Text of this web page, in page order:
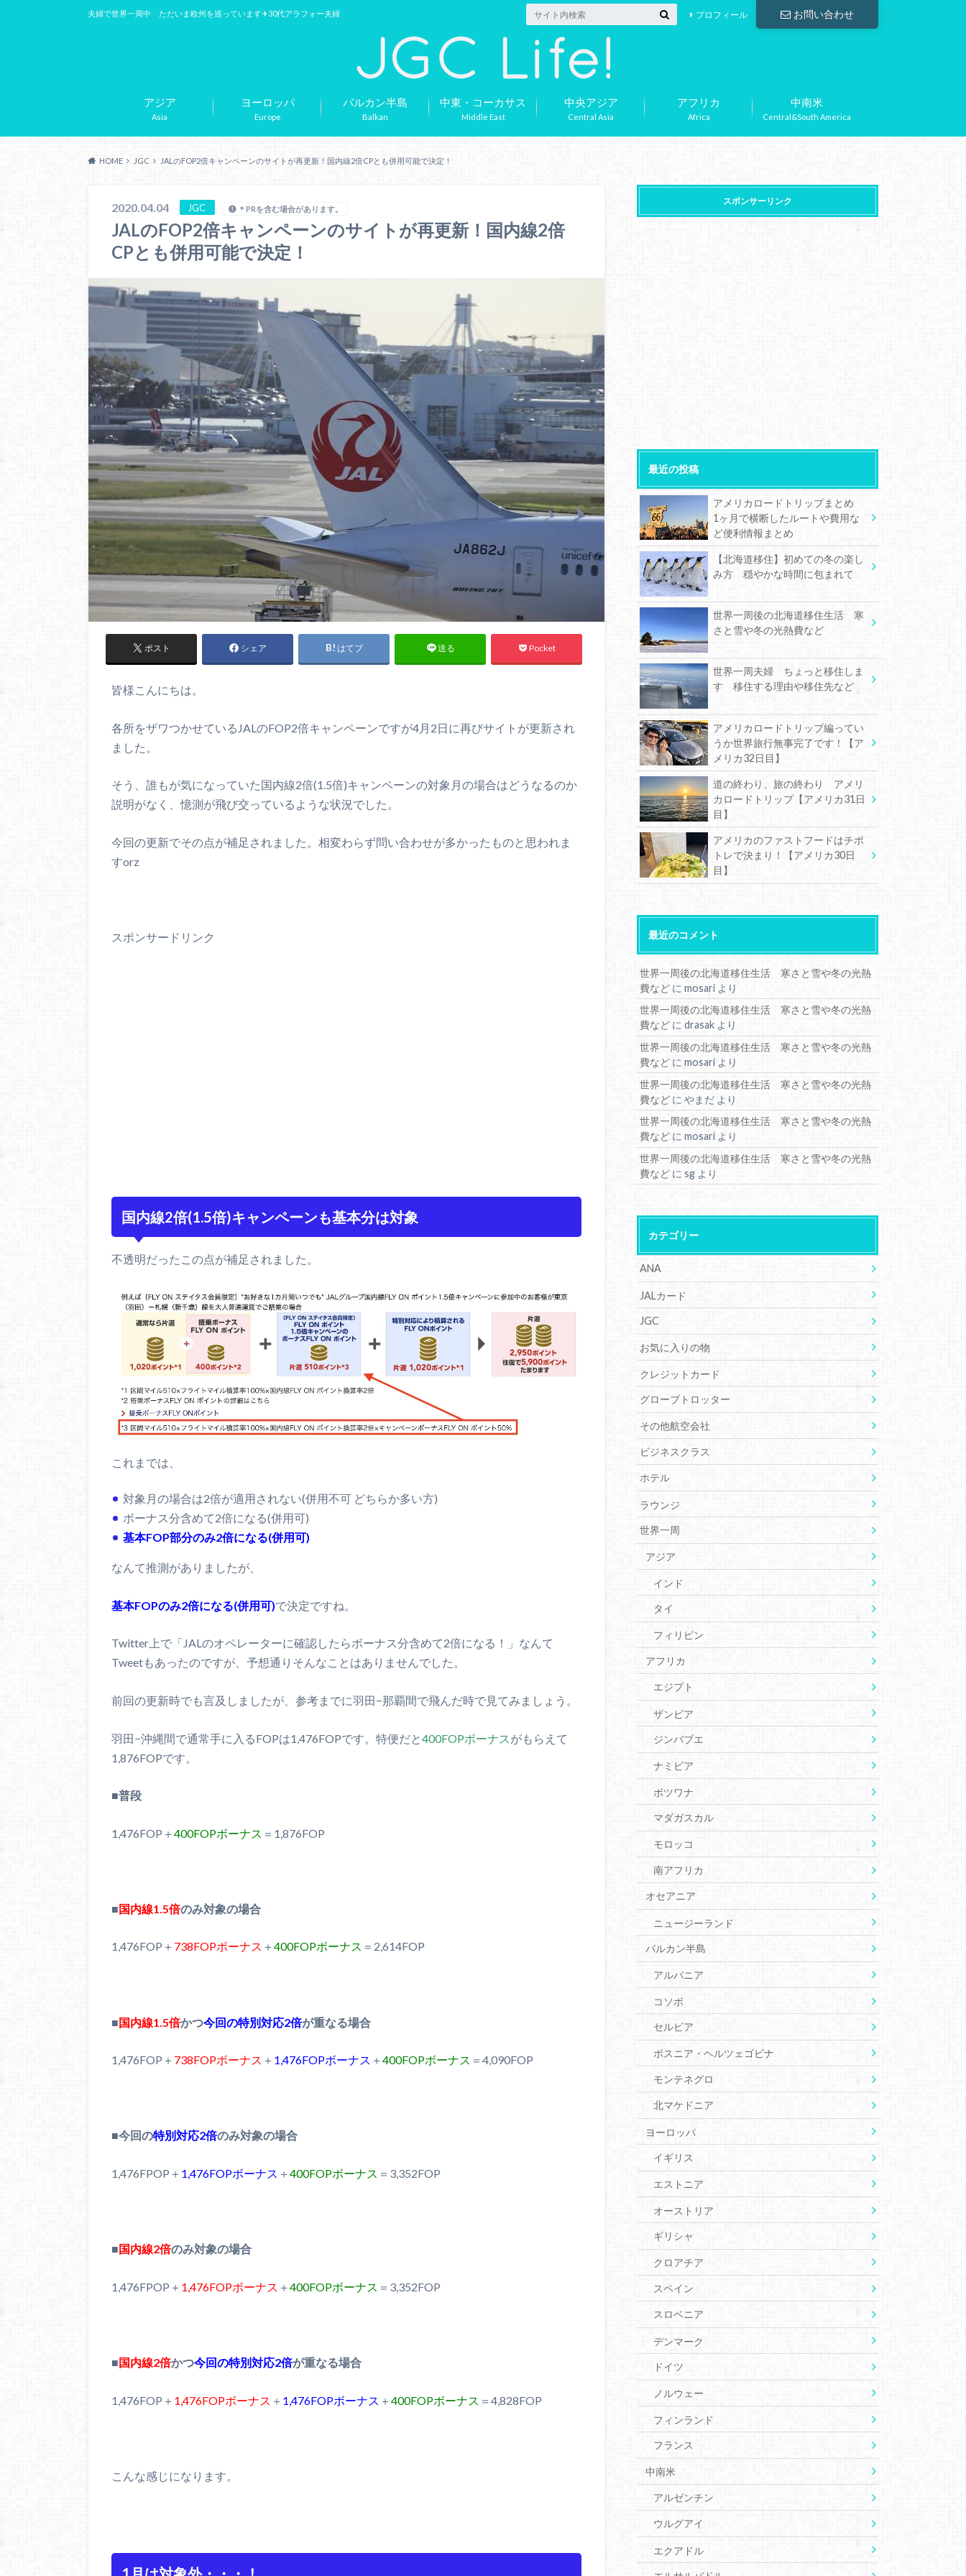
夫婦で世界一周中 ただいま欧州を巡っています✈︎30代アラフォー夫婦 お問い合わせ
プロフィール
Asia
アジア
Europe
ヨーロッパ
Balkan
バルカン半島
Middle East
中東・コーカサス
Central Asia
中央アジア
Africa
アフリカ
Central&South America
中南米
HOME JGC JALのFOP2倍キャンペーンのサイトが再更新！国内線2倍CPとも併用可能で決定！
2020.04.04 JGC ＊PRを含む場合があります。
JALのFOP2倍キャンペーンのサイトが再更新！国内線2倍
CPとも併用可能で決定！
ポスト シェア はてブ 送る Pocket
皆様こんにちは。
各所をザワつかせているJALのFOP2倍キャンペーンですが4月2日に再びサイトが更新され
ました。
そう、誰もが気になっていた国内線2倍(1.5倍)キャンペーンの対象月の場合はどうなるのか
説明がなく、憶測が飛び交っているような状況でした。
今回の更新でその点が補足されました。相変わらず問い合わせが多かったものと思われま
すorz
スポンサードリンク
国内線2倍(1.5倍)キャンペーンも基本分は対象
不透明だったこの点が補足されました。
これまでは、
対象月の場合は2倍が適用されない(併用不可 どちらか多い方)
ボーナス分含めて2倍になる(併用可)
基本FOP部分のみ2倍になる(併用可)
なんて推測がありましたが、
基本FOPのみ2倍になる(併用可)で決定ですね。
Twitter上で「JALのオペレーターに確認したらボーナス分含めて2倍になる！」なんて
Tweetもあったのですが、予想通りそんなことはありませんでした。
前回の更新時でも言及しましたが、参考までに羽田−那覇間で飛んだ時で見てみましょう。
羽田−沖縄間で通常手に入るFOPは1,476FOPです。特便だと400FOPボーナス がもらえて
1,876FOPです。
■普段
1,476FOP＋ 400FOPボーナス ＝1,876FOP
■国内線1.5倍のみ対象の場合
1,476FOP＋ 738FOPボーナス ＋ 400FOPボーナス ＝2,614FOP
■国内線1.5倍かつ今回の特別対応2倍が重なる場合
1,476FOP＋ 738FOPボーナス ＋ 1,476FOPボーナス ＋ 400FOPボーナス ＝4,090FOP
■今回の特別対応2倍のみ対象の場合
1,476FPOP＋ 1,476FOPボーナス ＋ 400FOPボーナス ＝3,352FOP
■ 国内線2倍のみ対象の場合
1,476FPOP＋ 1,476FOPボーナス ＋ 400FOPボーナス ＝3,352FOP
■国内線2倍かつ今回の特別対応2倍が重なる場合
1,476FOP＋ 1,476FOPボーナス ＋ 1,476FOPボーナス ＋ 400FOPボーナス ＝4,828FOP
こんな感じになります。
スポンサーリンク
最近の投稿
アメリカロードトリップまとめ
1ヶ月で横断したルートや費用な
ど便利情報まとめ
【北海道移住】初めての冬の楽し
み方 穏やかな時間に包まれて
世界一周後の北海道移住生活 寒
さと雪や冬の光熱費など
世界一周夫婦 ちょっと移住しま
す 移住する理由や移住先など
アメリカロードトリップ編ってい
うか世界旅行無事完了です！【ア
メリカ32日目】
道の終わり、旅の終わり アメリ
カロードトリップ【アメリカ31日
目】
アメリカのファストフードはチポ
トレで決まり！【アメリカ30日
目】
最近のコメント
世界一周後の北海道移住生活 寒さと雪や冬の光熱
費など にmosari より
世界一周後の北海道移住生活 寒さと雪や冬の光熱
費など にdrasak より
世界一周後の北海道移住生活 寒さと雪や冬の光熱
費など にmosari より
世界一周後の北海道移住生活 寒さと雪や冬の光熱
費など にやまだ より
世界一周後の北海道移住生活 寒さと雪や冬の光熱
費など にmosari より
世界一周後の北海道移住生活 寒さと雪や冬の光熱
費など にsg より
カテゴリー
ANA
JALカード
JGC
お気に入りの物
クレジットカード
グローブトロッター
その他航空会社
ビジネスクラス
ホテル
ラウンジ
世界一周
アジア
インド
タイ
フィリピン
アフリカ
エジプト
ザンビア
ジンバブエ
ナミビア
ボツワナ
マダガスカル
モロッコ
南アフリカ
オセアニア
ニュージーランド
バルカン半島
アルバニア
コソボ
セルビア
ボスニア・ヘルツェゴビナ
モンテネグロ
北マケドニア
ヨーロッパ
イギリス
エストニア
オーストリア
ギリシャ
クロアチア
スペイン
スロベニア
デンマーク
ドイツ
ノルウェー
フィンランド
フランス
中南米
アルゼンチン
ウルグアイ
エクアドル